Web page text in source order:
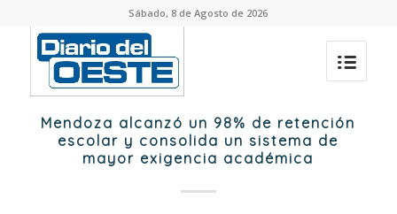
Sábado, 8 de Agosto de 2026
Mendoza alcanzó un 98% de retención
escolar y consolida un sistema de
mayor exigencia académica